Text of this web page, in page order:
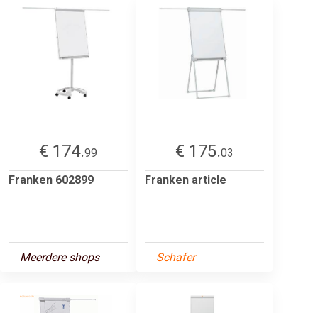
€ 174.99
Franken 602899
Meerdere shops
€ 175.03
Franken article
Schafer